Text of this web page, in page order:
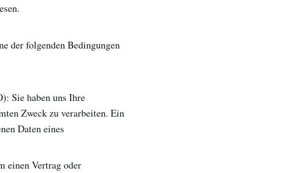
der folgenden Bedingungen
Sie haben uns Ihre
Zweck zu verarbeiten. Ein
Daten eines
einen Vertrag oder